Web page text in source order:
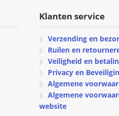
Klanten service
Verzending en
Ruilen en
Veiligheid en
Privacy en
Algemene
Algemene
website